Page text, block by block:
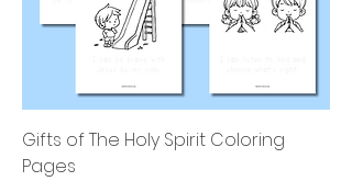
Gifts of The Holy Spirit Coloring
Pages